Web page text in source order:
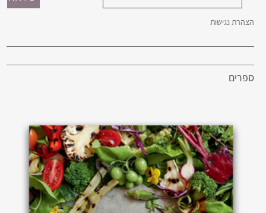
הצהרת נגישות
ספרים